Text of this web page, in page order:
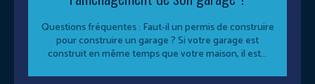
Questions fréquentes : Faut-il un permis de construire
pour construire un garage ? Si votre garage est
construit en même temps que votre maison, il est...